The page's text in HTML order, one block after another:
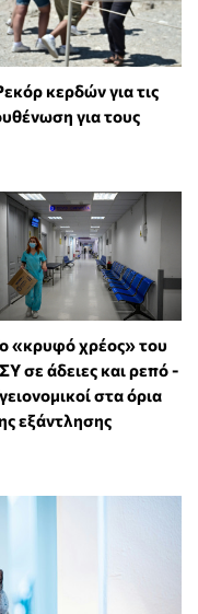
κερδών για τις
για τους
«κρυφό χρέος» του
σε άδειες και ρεπό -
στα όρια
εξάντλησης